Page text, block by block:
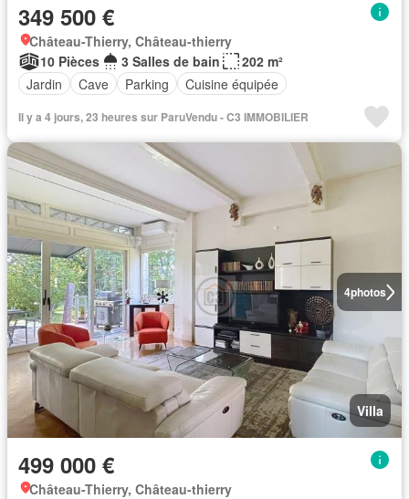
349 500 €
Château-Thierry, Château-thierry
10 Pièces
3 Salles de bain
202 m²
Jardin
Cave Parking Cuisine équipée
Il y a 4 jours, 23 heures sur ParuVendu - C3 IMMOBILIER
4photos
Villa
499 000 €
Château-Thierry, Château-thierry